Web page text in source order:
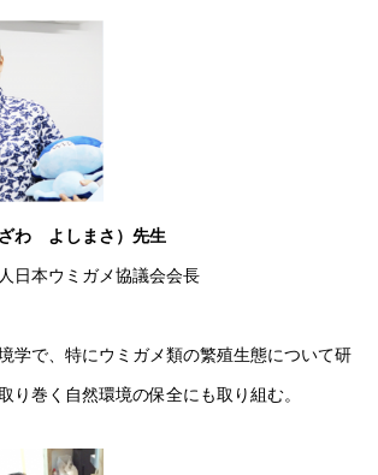
わ よしまさ）先生
日本ウミガメ協議会会長
学で、特にウミガメ類の繁殖生態について研
り巻く自然環境の保全にも取り組む。